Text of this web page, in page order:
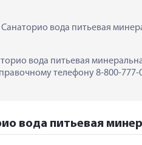
вода питьевая
вода питьевая
телефону 8-800-
вода питьевая